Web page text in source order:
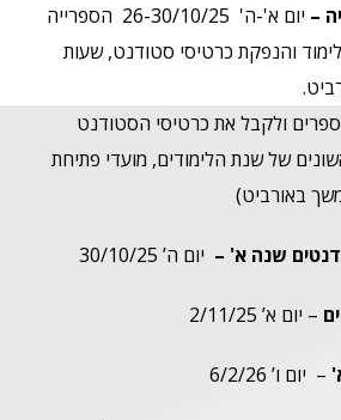
–
יום א'-ה' 26-30/10/25 הספרייה
והנפקת כרטיסי סטודנט, שעות
ולקבל את כרטיסי הסטודנט
של שנת הלימודים, מועדי פתיחת
באורביט)
שנה א' – יום ה’ 30/10/25
– יום א’ 2/11/25
– יום ו’ 6/2/26